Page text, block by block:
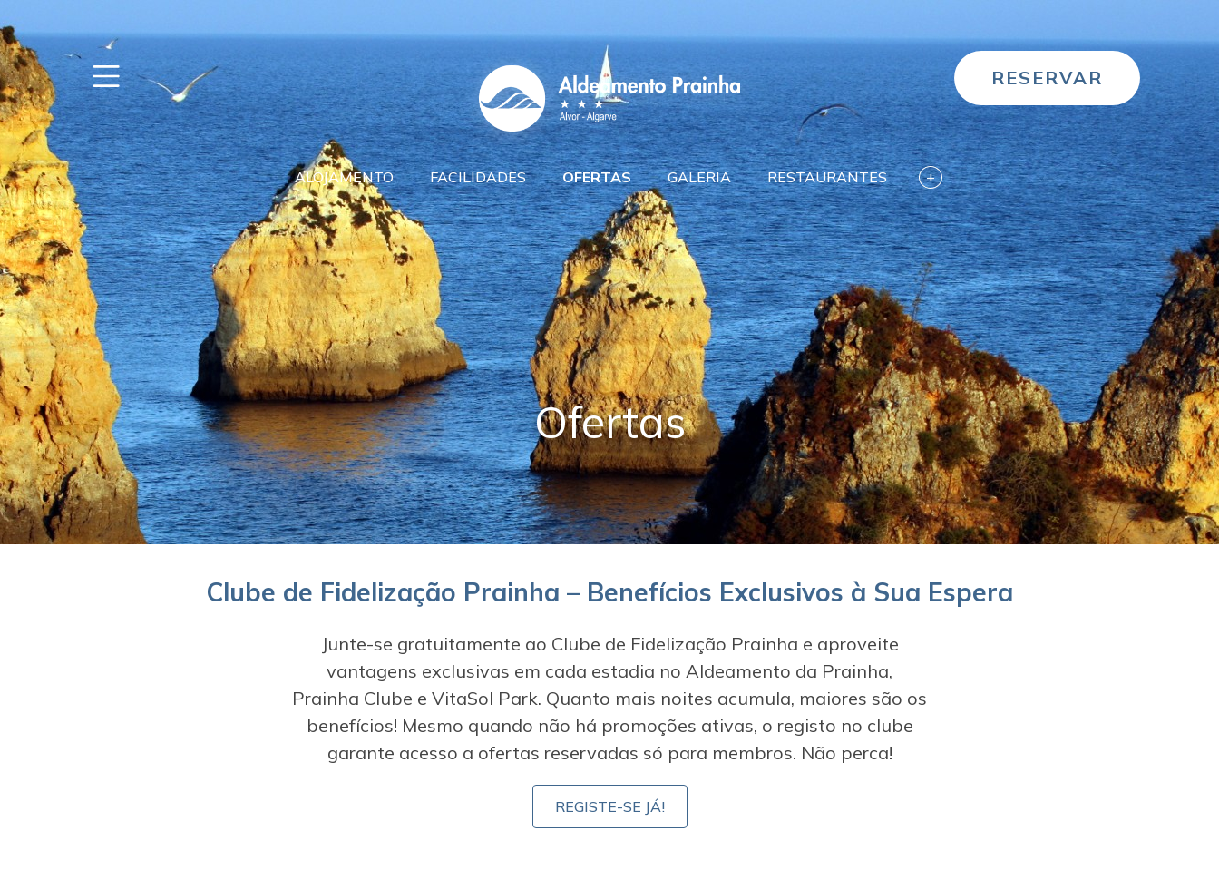
RESERVAR
ALOJAMENTO FACILIDADES OFERTAS GALERIA RESTAURANTES +
Ofertas
Clube de Fidelização Prainha – Benefícios Exclusivos à Sua Espera
Junte-se gratuitamente ao Clube de Fidelização Prainha e aproveite
vantagens exclusivas em cada estadia no Aldeamento da Prainha,
Prainha Clube e VitaSol Park. Quanto mais noites acumula, maiores são os
benefícios! Mesmo quando não há promoções ativas, o registo no clube
garante acesso a ofertas reservadas só para membros. Não perca!
REGISTE-SE JÁ!